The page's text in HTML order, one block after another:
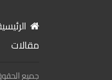
مقالات
جميع